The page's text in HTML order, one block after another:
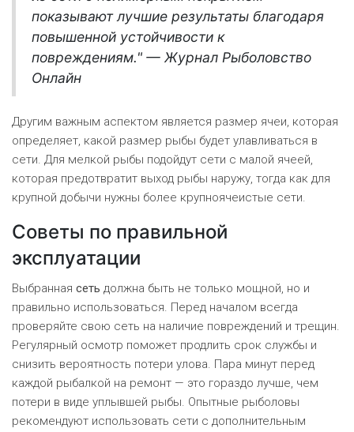
показывают лучшие результаты благодаря
повышенной устойчивости к
повреждениям." — Журнал Рыболовство
Онлайн
Другим важным аспектом является размер ячеи, которая
определяет, какой размер рыбы будет улавливаться в
сети. Для мелкой рыбы подойдут сети с малой ячеей,
которая предотвратит выход рыбы наружу, тогда как для
крупной добычи нужны более крупноячеистые сети.
Советы по правильной
эксплуатации
Выбранная сеть должна быть не только мощной, но и
правильно использоваться. Перед началом всегда
проверяйте свою сеть на наличие повреждений и трещин.
Регулярный осмотр поможет продлить срок службы и
снизить вероятность потери улова. Пара минут перед
каждой рыбалкой на ремонт — это гораздо лучше, чем
потери в виде уплывшей рыбы. Опытные рыболовы
рекомендуют использовать сети с дополнительным